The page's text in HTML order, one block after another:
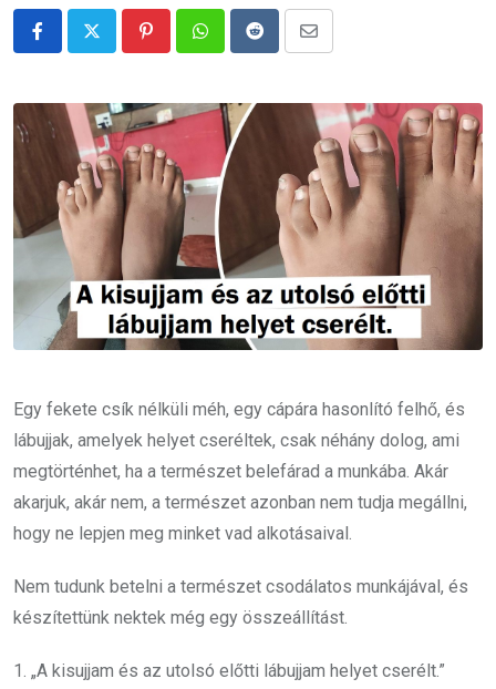
PinterestWhatsappRedditShare
Email
Egy fekete csík nélküli méh, egy cápára hasonlító felhő, és
lábujjak, amelyek helyet cseréltek, csak néhány dolog, ami
megtörténhet, ha a természet belefárad a munkába. Akár
akarjuk, akár nem, a természet azonban nem tudja megállni,
hogy ne lepjen meg minket vad alkotásaival.
Nem tudunk betelni a természet csodálatos munkájával, és
készítettünk nektek még egy összeállítást.
1. „A kisujjam és az utolsó előtti lábujjam helyet cserélt.”